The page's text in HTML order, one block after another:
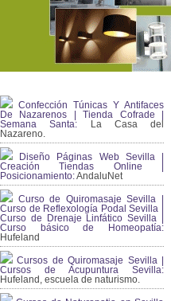
Confección Túnicas Y Antifaces
De Nazarenos | Tienda Cofrade |
Semana Santa: La Casa del
Nazareno.
Diseño Páginas Web Sevilla |
Creación Tiendas Online |
Posicionamiento:AndaluNet
Curso de Quiromasaje Sevilla |
Curso de Reflexología Podal Sevilla |
Curso de Drenaje Linfático Sevilla |
Curso básico de Homeopatía:
Hufeland
Cursos de Quiromasaje Sevilla |
Cursos de Acupuntura Sevilla:
Hufeland, escuela de naturismo.